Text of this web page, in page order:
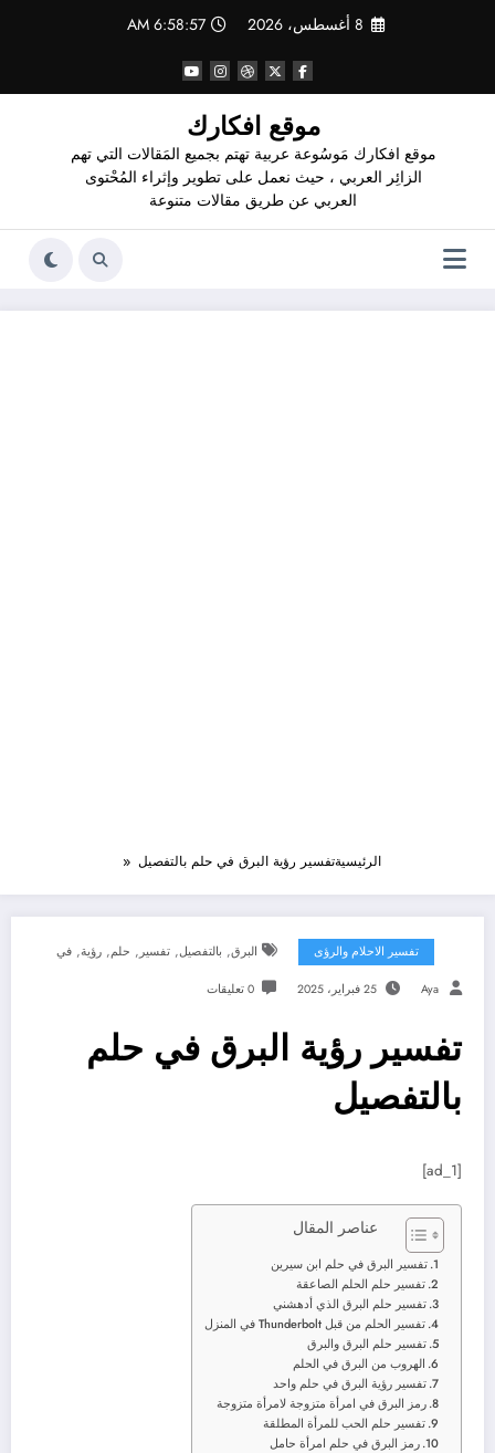
8 أغسطس، 2026 6:58:58 AM
موقع افكارك
موقع افكارك مَوسُوعة عربية تهتم بجميع المَقالات التي تهم
الزائِر العربي ، حيث نعمل على تطوير وإثراء المُحْتوى
العربي عن طريق مقالات متنوعة
الرئيسيةتفسير رؤية البرق في حلم بالتفصيل
تفسير الاحلام والرؤى البرق, بالتفصيل, تفسير , حلم, رؤية, في
Aya 25 فبراير، 2025 0 تعليقات
تفسير رؤية البرق في حلم
بالتفصيل
[ad_1]
عناصر المقال
تفسير البرق في حلم ابن سيرين
تفسير حلم الحلم الصاعقة
تفسير حلم البرق الذي أدهشني
تفسير الحلم من قبل Thunderbolt في المنزل
تفسير حلم البرق والبرق
الهروب من البرق في الحلم
تفسير رؤية البرق في حلم واحد
رمز البرق في امرأة متزوجة لامرأة متزوجة
تفسير حلم الحب للمرأة المطلقة
رمز البرق في حلم امرأة حامل